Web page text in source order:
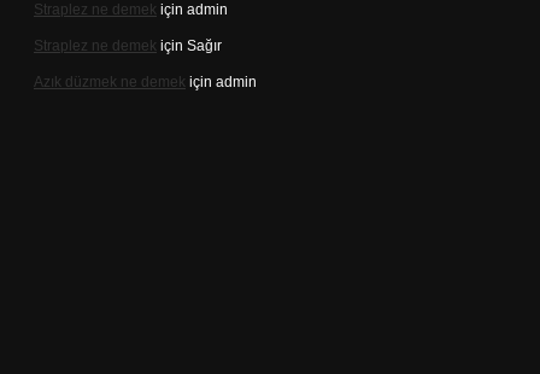
Straplez ne demek için admin
Straplez ne demek için Sağır
Azık düzmek ne demek için admin